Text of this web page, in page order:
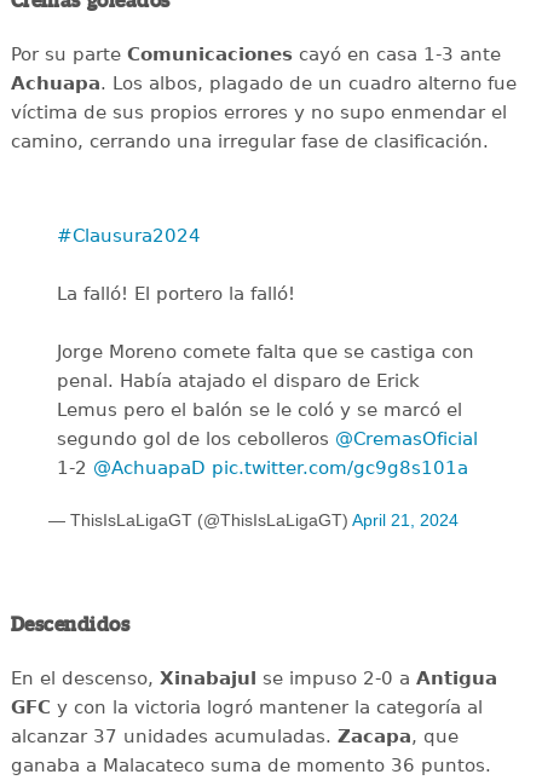
Por su parte Comunicacionescayó en casa 1-3 ante
Achuapa. Los albos, plagado de un cuadro alterno fue
víctima de sus propios errores y no supo enmendar el
camino, cerrando una irregular fase de clasificación.
#Clausura2024
La falló! El portero la falló!
Jorge Moreno comete falta que se castiga con
penal. Había atajado el disparo de Erick
Lemus pero el balón se le coló y se marcó el
segundo gol de los cebolleros @CremasOficial
1-2 @AchuapaD pic.twitter.com/gc9g8s101a
— ThisIsLaLigaGT (@ThisIsLaLigaGT) April 21, 2024
Descendidos
En el descenso, Xinabajul se impuso 2-0 a Antigua
GFC y con la victoria logró mantener la categoría al
alcanzar 37 unidades acumuladas. Zacapa, que
ganaba a Malacateco suma de momento 36 puntos.